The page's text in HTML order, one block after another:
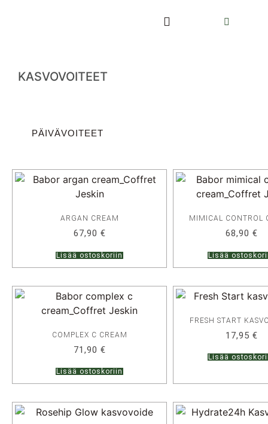
KASVOVOITEET
PÄIVÄVOITEET
ARGAN CREAM
67,90 €
Lisää ostoskoriin
MIMICAL CONTROL
68,90 €
Lisää
COMPLEX C CREAM
71,90 €
Lisää ostoskoriin
FRESH START
17,95 €
Lisää